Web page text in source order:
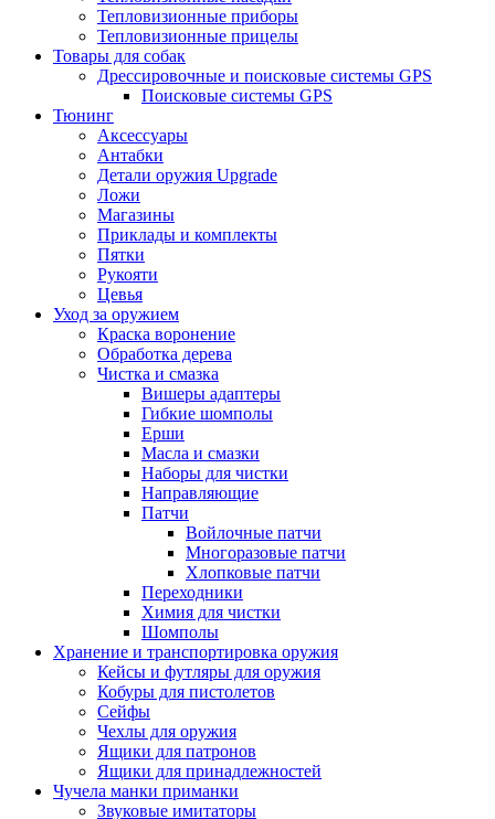
Тепловизионные приборы
Тепловизионные прицелы
Товары для собак
Дрессировочные и поисковые системы GPS
Поисковые системы GPS
Тюнинг
Аксессуары
Антабки
Детали оружия Upgrade
Ложи
Магазины
Приклады и комплекты
Пятки
Рукояти
Цевья
Уход за оружием
Краска воронение
Обработка дерева
Чистка и смазка
Вишеры адаптеры
Гибкие шомполы
Ерши
Масла и смазки
Наборы для чистки
Направляющие
Патчи
Войлочные патчи
Многоразовые патчи
Хлопковые патчи
Переходники
Химия для чистки
Шомполы
Хранение и транспортировка оружия
Кейсы и футляры для оружия
Кобуры для пистолетов
Сейфы
Чехлы для оружия
Ящики для патронов
Ящики для принадлежностей
Чучела манки приманки
Звуковые имитаторы